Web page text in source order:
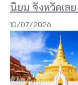
นิยม จังหวัดเล
10/07/2026